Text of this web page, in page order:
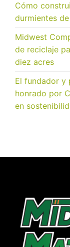
Cómo
durmientes
Midwest
de reciclaje
diez acres
El fundador y
honrado por
en